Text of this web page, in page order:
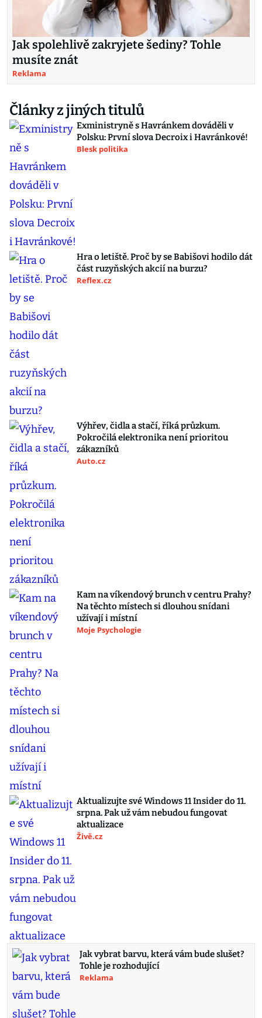
Jak spolehlivě zakryjete šediny? Tohle
musíte znát
Reklama
Články z jiných titulů
Exministryně s Havránkem dováděli v
Polsku: První slova Decroix i Havránkové!
Blesk politika
Hra o letiště. Proč by se Babišovi hodilo dát
část ruzyňských akcií na burzu?
Reflex.cz
Výhřev, čidla a stačí, říká průzkum.
Pokročilá elektronika není prioritou
zákazníků
Auto.cz
Kam na víkendový brunch v centru Prahy?
Na těchto místech si dlouhou snídani
užívají i místní
Moje Psychologie
Aktualizujte své Windows 11 Insider do 11.
srpna. Pak už vám nebudou fungovat
aktualizace
Živě.cz
Jak vybrat barvu, která vám bude slušet?
Tohle je rozhodující
Reklama